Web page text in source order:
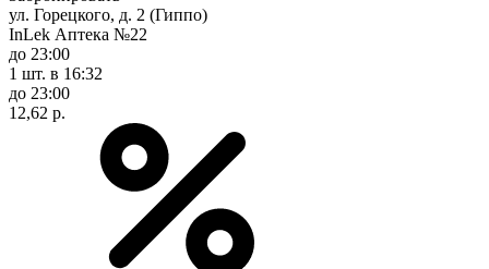
ул. Горецкого, д. 2 (Гиппо)
InLek Аптека №22
до 23:00
1 шт. в 16:32
до 23:00
12,62 р.